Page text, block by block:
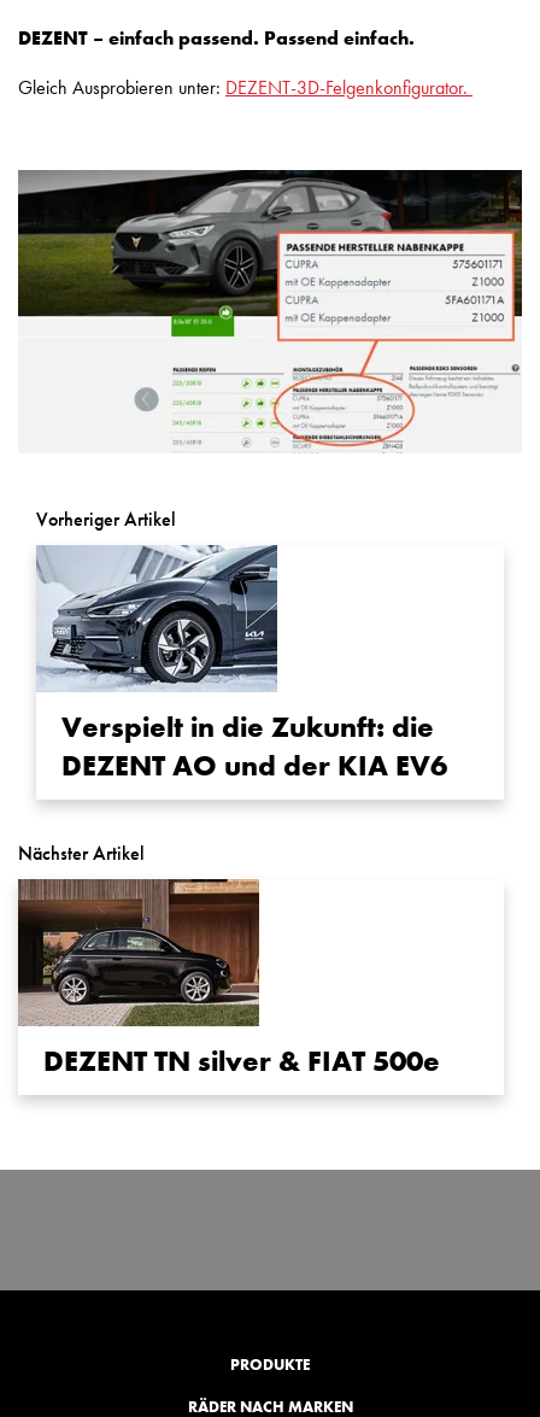
DEZENT – einfach passend. Passend einfach.
Gleich Ausprobieren unter: DEZENT-3D-Felgenkonfigurator.
Vorheriger Artikel
Verspielt in die Zukunft: die
DEZENT AO und der KIA EV6
Nächster Artikel
DEZENT TN silver & FIAT 500e
PRODUKTE
RÄDER NACH MARKEN